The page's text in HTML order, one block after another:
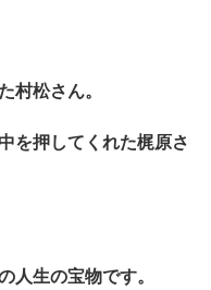
村松さん。
を押してくれた梶原さ
人生の宝物です。